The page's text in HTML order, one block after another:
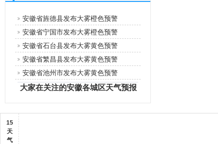
安徽省旌德县发布大雾橙色预警
安徽省宁国市发布大雾橙色预警
安徽省石台县发布大雾黄色预警
安徽省繁昌县发布大雾黄色预警
安徽省池州市发布大雾黄色预警
大家在关注的安徽各城区天气预报
15
天
气